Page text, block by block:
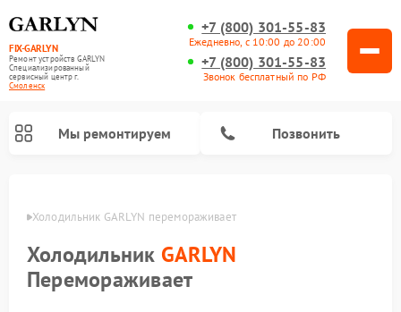
FIX-GARLYN
Ремонт устройств GARLYN
Специализированный
cервисный центр г.
Смоленск
+7 (800) 301-55-83
Ежедневно, с 10:00 до 20:00
+7 (800) 301-55-83
Звонок бесплатный по РФ
Мы ремонтируем Позвонить
Холодильник GARLYN перемораживает
Холодильник GARLYN
Перемораживает